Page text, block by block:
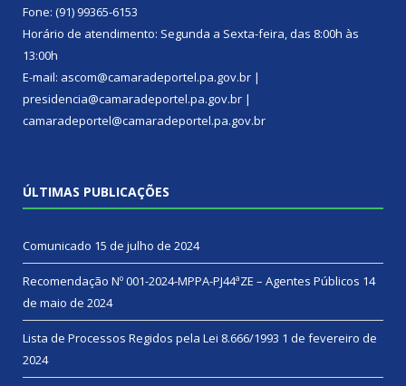
Fone: (91) 99365-6153
Horário de atendimento: Segunda a Sexta-feira, das 8:00h às
13:00h
E-mail: ascom@camaradeportel.pa.gov.br |
presidencia@camaradeportel.pa.gov.br |
camaradeportel@camaradeportel.pa.gov.br
ÚLTIMAS PUBLICAÇÕES
Comunicado 15 de julho de 2024
Recomendação Nº 001-2024-MPPA-PJ44ªZE – Agentes Públicos 14
de maio de 2024
Lista de Processos Regidos pela Lei 8.666/1993 1 de fevereiro de
2024